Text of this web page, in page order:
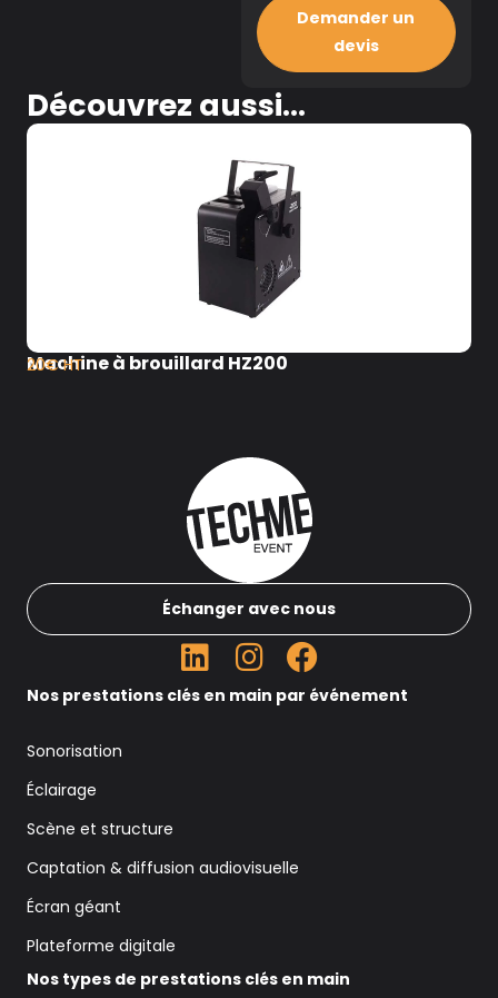
Demander un
devis
Découvrez aussi...
Machine à brouillard HZ200
20€ HT
Échanger avec nous
Nos prestations clés en main par événement
Sonorisation
Éclairage
Scène et structure
Captation & diffusion audiovisuelle
Écran géant
Plateforme digitale
Nos types de prestations clés en main